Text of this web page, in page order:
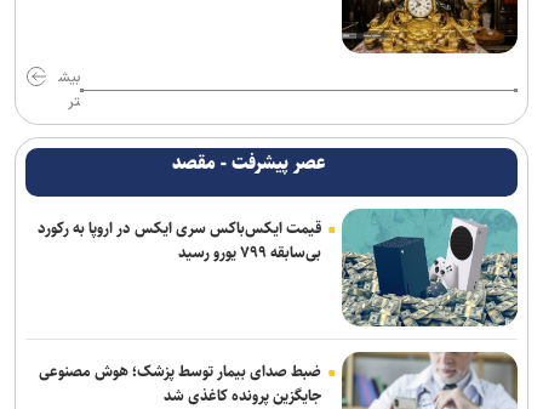
شبکه اول روسیه: اربعین یکی از بزرگ‌ترین راهپیمایی‌های جهان است
لزوم تعمیق همکاری‌های علمی و پژوهشی عراق و ایران
دور هفتم مذاکرات لبنان و رژیم صهیونیستی در رم بدون نتیجه پایان
یافت
سردار موسوی: بسیجیان دریا دل کاشان به وجود شما مباهات می‌کنیم
پنتاگون با افشای کمبود تسلیحات نشست برگزار می‌کند
بیش
تر
عصر پیشرفت - مقصد
قیمت ایکس‌باکس سری ایکس در اروپا به رکورد
بی‌سابقه ۷۹۹ یورو رسید
ضبط صدای بیمار توسط پزشک؛ هوش مصنوعی
جایگزین پرونده کاغذی شد